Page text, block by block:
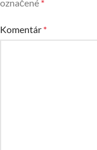
označené *
Komentár *